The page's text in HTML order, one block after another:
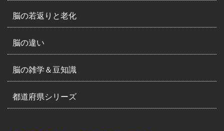
脳の若返りと老化
脳の違い
脳の雑学＆豆知識
都道府県シリーズ